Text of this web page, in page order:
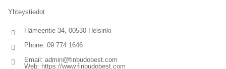
Yhteystiedot
Hämeentie 34, 00530 Helsinki
Phone: 09 774 1646
Email: admin@finbudobest.com
Web: https://www.finbudobest.com